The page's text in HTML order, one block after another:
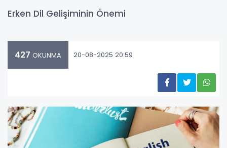
Erken Dil Gelişiminin Önemi
427 OKUNMA 20-08-2025 20:59